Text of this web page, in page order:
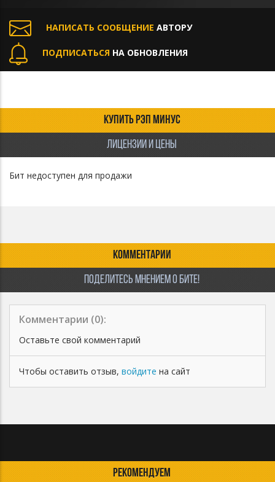
НАПИСАТЬ СООБЩЕНИЕ АВТОРУ
ПОДПИСАТЬСЯ НА ОБНОВЛЕНИЯ
КУПИТЬ РЭП МИНУС
ЛИЦЕНЗИИ И ЦЕНЫ
Бит недоступен для продажи
КОММЕНТАРИИ
ПОДЕЛИТЕСЬ МНЕНИЕМ О БИТЕ!
Комментарии (0):
Оставьте свой комментарий
Чтобы оставить отзыв, войдите на сайт
РЕКОМЕНДУЕМ